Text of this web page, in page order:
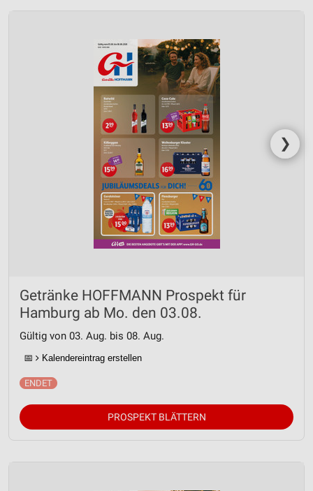
❯
Getränke HOFFMANN Prospekt für
Hamburg ab Mo. den 03.08.
Gültig von 03. Aug. bis 08. Aug.
📅 Kalendereintrag erstellen
PROSPEKT BLÄTTERN